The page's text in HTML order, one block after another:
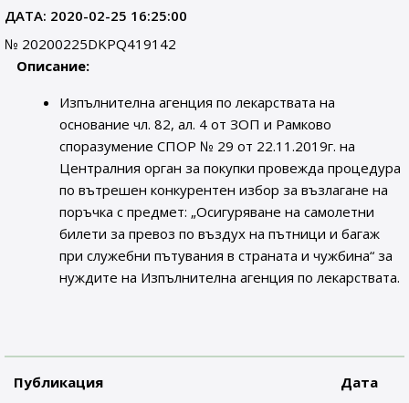
ДАТА: 2020-02-25 16:25:00
№ 20200225DKPQ419142
Описание:
Изпълнителна агенция по лекарствата на
основание чл. 82, ал. 4 от ЗОП и Рамково
споразумение СПОР № 29 от 22.11.2019г. на
Централния орган за покупки провежда процедура
по вътрешен конкурентен избор за възлагане на
поръчка с предмет: „Осигуряване на самолетни
билети за превоз по въздух на пътници и багаж
при служебни пътувания в страната и чужбина“ за
нуждите на Изпълнителна агенция по лекарствата.
Публикация
Дата